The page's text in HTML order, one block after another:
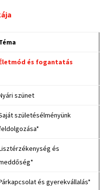
és fogantatás
szünet
születésélményünk
és
és gyerekvállalás*